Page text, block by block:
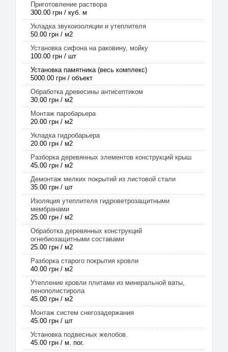
Приготовление раствора
300.00 грн / куб. м
Укладка звукоизоляции и утеплителя
50.00 грн / м2
Установка сифона на раковину, мойку
100.00 грн / шт
Установка памятника (весь комплекс)
5000.00 грн / объект
Обработка древесины антисептиком
30.00 грн / м2
Монтаж паробарьера
20.00 грн / м2
Укладка гидробарьера
20.00 грн / м2
Разборка деревянных элементов конструкций крыш
45.00 грн / м2
Демонтаж мелких покрытий из листовой стали
35.00 грн / шт
Изоляция утеплителя гидроветрозащитными
мембранами
25.00 грн / м2
Обработка деревянных конструкций
огнебиозащитными составами
25.00 грн / м2
Разборка старого покрытия кровли
40.00 грн / м2
Утепление кровли плитами из минеральной ваты,
пенополистирола
45.00 грн / м2
Монтаж систем снегозадержания
45.00 грн / шт
Установка подвесных желобов.
45.00 грн / м. пог.